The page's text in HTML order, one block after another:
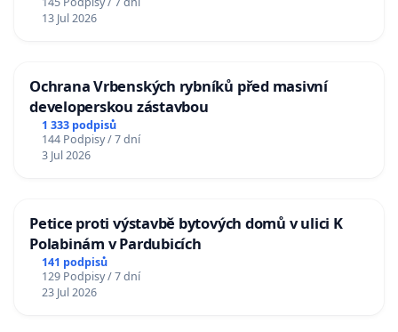
13 Jul 2026
Ochrana Vrbenských rybníků před masivní
developerskou zástavbou
1 333 podpisů
144 Podpisy / 7 dní
3 Jul 2026
Petice proti výstavbě bytových domů v ulici K
Polabinám v Pardubicích
141 podpisů
129 Podpisy / 7 dní
23 Jul 2026